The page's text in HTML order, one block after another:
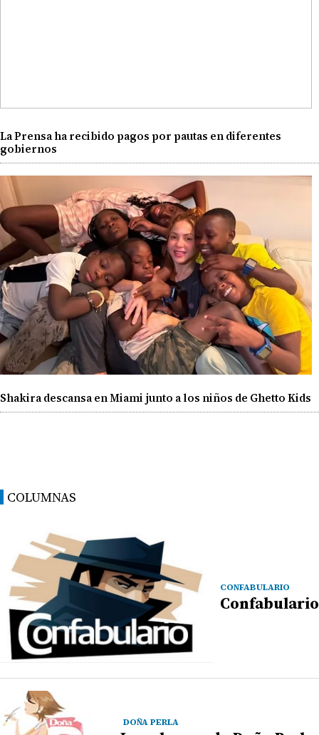
La Prensa ha recibido pagos por pautas en diferentes
gobiernos
Shakira descansa en Miami junto a los niños de Ghetto Kids
COLUMNAS
CONFABULARIO
Confabulario
DOÑA PERLA